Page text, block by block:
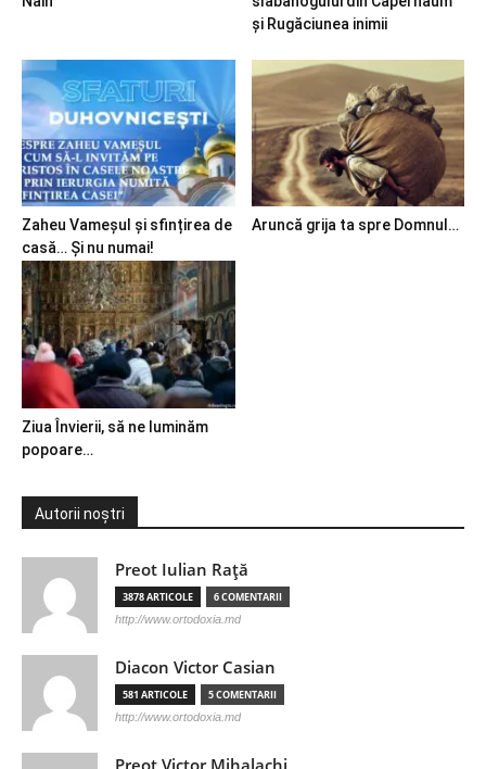
și Rugăciunea inimii
Zaheu Vameșul și sfințirea de
casă… Și nu numai!
Aruncă grija ta spre Domnul…
Ziua Învierii, să ne luminăm
popoare…
Autorii noștri
Preot Iulian Raţă
3878 ARTICOLE 6 COMENTARII
http://www.ortodoxia.md
Diacon Victor Casian
581 ARTICOLE 5 COMENTARII
http://www.ortodoxia.md
Preot Victor Mihalachi